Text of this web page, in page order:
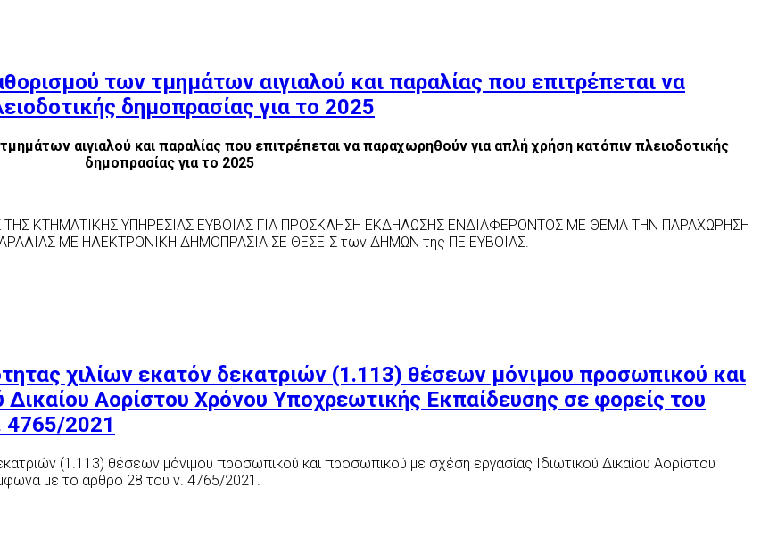
των τμημάτων αιγιαλού και παραλίας που επιτρέπεται να
δημοπρασίας για το 2025
αιγιαλού και παραλίας που επιτρέπεται να παραχωρηθούν για απλή χρήση κατόπιν πλειοδοτικής
δημοπρασίας για το 2025
ΚΤΗΜΑΤΙΚΗΣ ΥΠΗΡΕΣΙΑΣ ΕΥΒΟΙΑΣ ΓΙΑ ΠΡΟΣΚΛΗΣΗ ΕΚΔΗΛΩΣΗΣ ΕΝΔΙΑΦΕΡΟΝΤΟΣ ΜΕ ΘΕΜΑ ΤΗΝ ΠΑΡΑΧΩΡΗΣΗ
ΜΕ ΗΛΕΚΤΡΟΝΙΚΗ ΔΗΜΟΠΡΑΣΙΑ ΣΕ ΘΕΣΕΙΣ των ΔΗΜΩΝ της ΠΕ ΕΥΒΟΙΑΣ.
χιλίων εκατόν δεκατριών (1.113) θέσεων μόνιμου προσωπικού και
Αορίστου Χρόνου Υποχρεωτικής Εκπαίδευσης σε φορείς του
4765/2021
(1.113) θέσεων μόνιμου προσωπικού και προσωπικού με σχέση εργασίας Ιδιωτικού Δικαίου Αορίστου
με το άρθρο 28 του ν. 4765/2021.